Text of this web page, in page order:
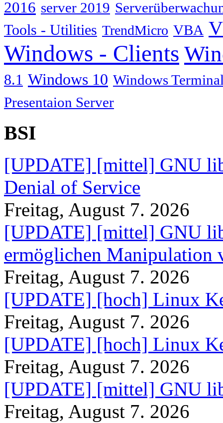
2016 server 2019
Tools - Utilities TrendMicro VBA
Windows - Clients
8.1 Windows 10 Windows
Presentaion Server
BSI
[UPDATE] [mittel] GNU
Denial of Service
Freitag, August 7. 2026
[UPDATE] [mittel] GNU
ermöglichen Manipulation
Freitag, August 7. 2026
[UPDATE] [hoch] Linux
Freitag, August 7. 2026
[UPDATE] [hoch] Linux
Freitag, August 7. 2026
[UPDATE] [mittel] GNU
Freitag, August 7. 2026